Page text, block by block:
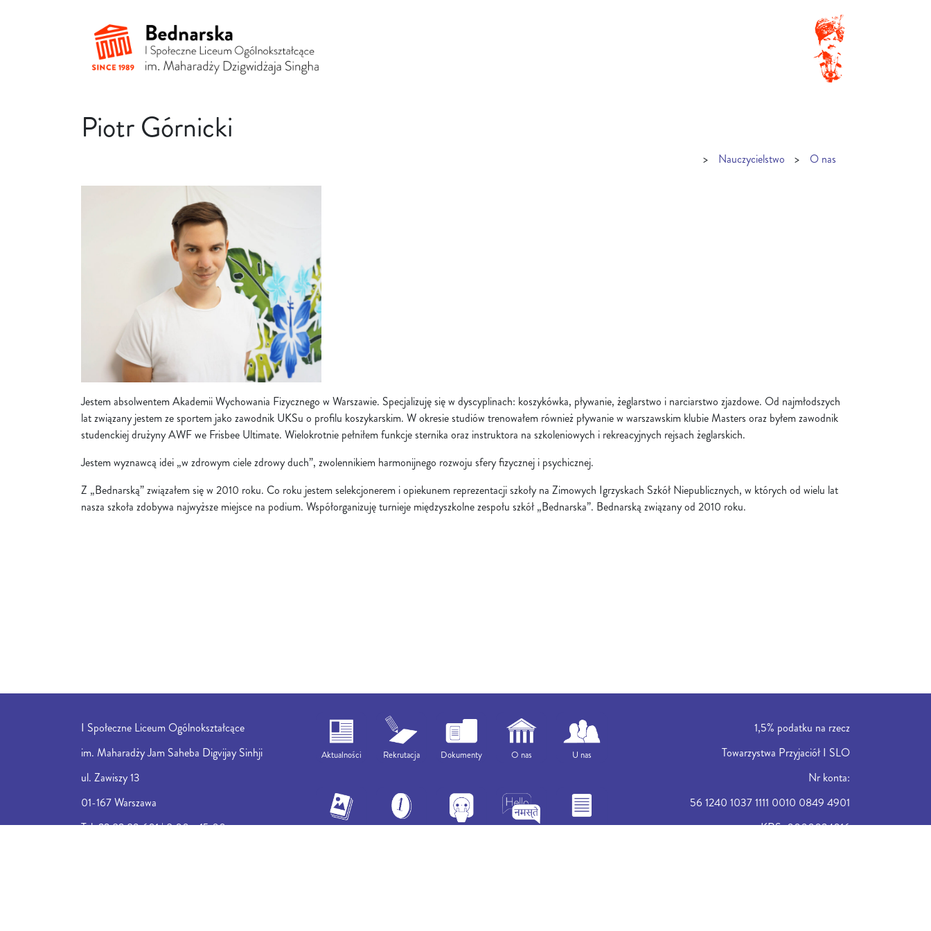
Piotr Górnicki
Nauczycielstwo O nas
Jestem absolwentem Akademii Wychowania Fizycznego w Warszawie. Specjalizuję się w dyscyplinach: koszykówka, pływanie, żeglarstwo i narciarstwo zjazdowe. Od najmłodszych
lat związany jestem ze sportem jako zawodnik UKSu o profilu koszykarskim. W okresie studiów trenowałem również pływanie w warszawskim klubie Masters oraz byłem zawodnik
studenckiej drużyny AWF we Frisbee Ultimate. Wielokrotnie pełniłem funkcje sternika oraz instruktora na szkoleniowych i rekreacyjnych rejsach żeglarskich.
Jestem wyznawcą idei „w zdrowym ciele zdrowy duch”, zwolennikiem harmonijnego rozwoju sfery fizycznej i psychicznej.
Z „Bednarską” związałem się w 2010 roku. Co roku jestem selekcjonerem i opiekunem reprezentacji szkoły na Zimowych Igrzyskach Szkół Niepublicznych, w których od wielu lat
nasza szkoła zdobywa najwyższe miejsce na podium. Współorganizuję turnieje międzyszkolne zespołu szkół „Bednarska”. Bednarską związany od 2010 roku.
I Społeczne Liceum Ogólnokształcące
im. Maharadży Jam Saheba Digvijay Sinhji
ul. Zawiszy 13
01-167 Warszawa
Tel: 22 82 89 601 | 8:00 - 15:00
Aktualności Rekrutacja Dokumenty O nas U nas
1,5% podatku na rzecz
Towarzystwa Przyjaciół I SLO
Nr konta:
56 1240 1037 1111 0010 0849 4901
KRS: 0000024016